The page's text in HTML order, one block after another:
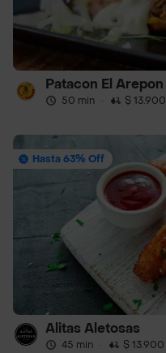
Patacon El Arepon
50 min · $ 13.900
Hasta 63% Off
Alitas Aletosas
45 min · $ 13.900